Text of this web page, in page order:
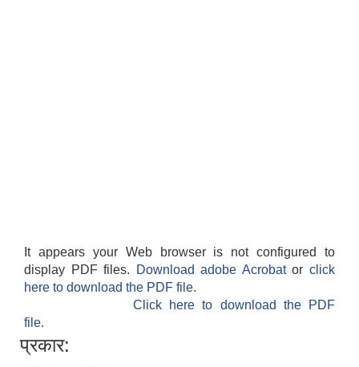
It appears your Web browser is not configured to
display PDF files.
Download adobe Acrobatorclick
here to download the PDF file.
Click here to download the PDF
file.
प्रकार: